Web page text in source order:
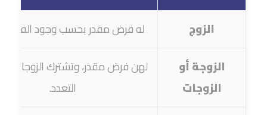
الزوج
له فرض مقدر بحسب وجود الفرع
الزوجة أو
الزوجات
لهن فرض مقدر، وتشترك الزوجات
التعدد.